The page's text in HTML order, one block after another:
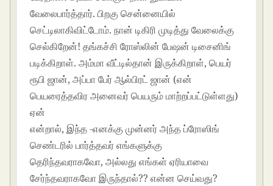
வேலைபார்த்தார். பிறகு சென்னையில்
செட்டிலாகிவிட்டோம். நான் டிகிரி முடித்து வேலைக்கு
செல்கிறேன்! தங்கச்சி ரோஸ்லின் பேஷன் டிசைனிங்
படிக்கிறாள். அம்மா வீட்டில்தான் இருக்கிறாள், பெயர்
ரூபி ஜான், அப்பா பேர் ஆல்பிரட் ஜான் (என்
பெயரைத்தவிர அனைவர் பெயரும் மாற்றப்பட்டுள்ளது)
ஏன்
என்றால், இந்த -எனக்கு முன்னர் அந்த ப்ரோஸிங்
செண்டரில் பார்த்தவர் எங்களுக்கு
தெரிந்தவராகவோ, அல்லது எங்கள் ஏரியாவை
சேர்ந்தவராகவோ இருந்தால்?? என்ன செய்வது?